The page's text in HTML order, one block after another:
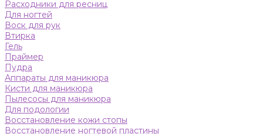
Расходники для ресниц
Для ногтей
Воск для рук
Втирка
Гель
Праймер
Пудра
Аппараты для маникюра
Кисти для маникюра
Пылесосы для маникюра
Для подологии
Восстановление кожи стопы
Восстановление ногтевой пластины